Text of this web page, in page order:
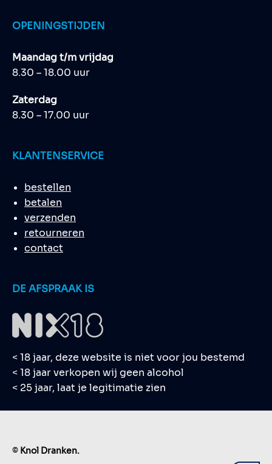
OPENINGSTIJDEN
Maandag t/m vrijdag
8.30 – 18.00 uur
Zaterdag
8.30 – 17.00 uur
KLANTENSERVICE
bestellen
betalen
verzenden
retourneren
contact
DE AFSPRAAK IS
< 18 jaar, deze website is niet voor jou bestemd
< 18 jaar verkopen wij geen alcohol
< 25 jaar, laat je legitimatie zien
© Knol Dranken.